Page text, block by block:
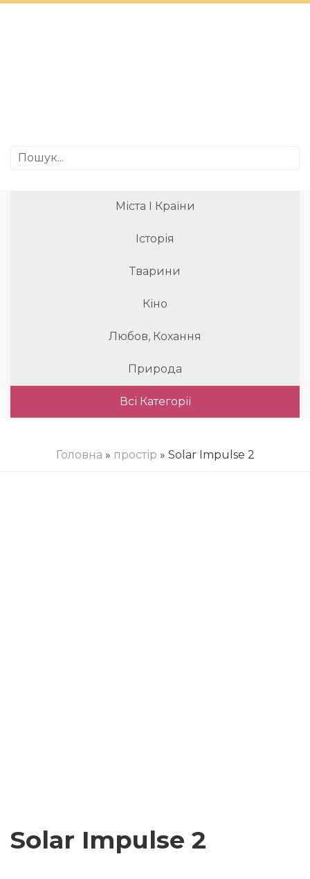
Міста І Країни
Історія
Тварини
Кіно
Любов, Кохання
Природа
Всі Категорії
Головна » простір » Solar Impulse 2
Solar Impulse 2